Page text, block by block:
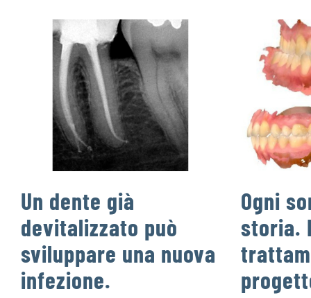
Un dente già
devitalizzato può
sviluppare una nuova
infezione.
Ogni
storia.